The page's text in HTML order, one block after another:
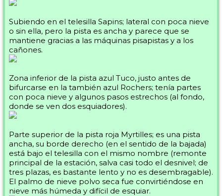
Subiendo en el telesilla Sapins; lateral con poca nieve
o sin ella, pero la pista es ancha y parece que se
mantiene gracias a las máquinas pisapistas y a los
cañones.
Zona inferior de la pista azul Tuco, justo antes de
bifurcarse en la también azul Rochers; tenía partes
con poca nieve y algunos pasos estrechos (al fondo,
donde se ven dos esquiadores).
Parte superior de la pista roja Myrtilles; es una pista
ancha, su borde derecho (en el sentido de la bajada)
está bajo el telesilla con el mismo nombre (remonte
principal de la estación, salva casi todo el desnivel; de
tres plazas, es bastante lento y no es desembragable).
El palmo de nieve polvo seca fue convirtiéndose en
nieve más húmeda y difícil de esquiar.